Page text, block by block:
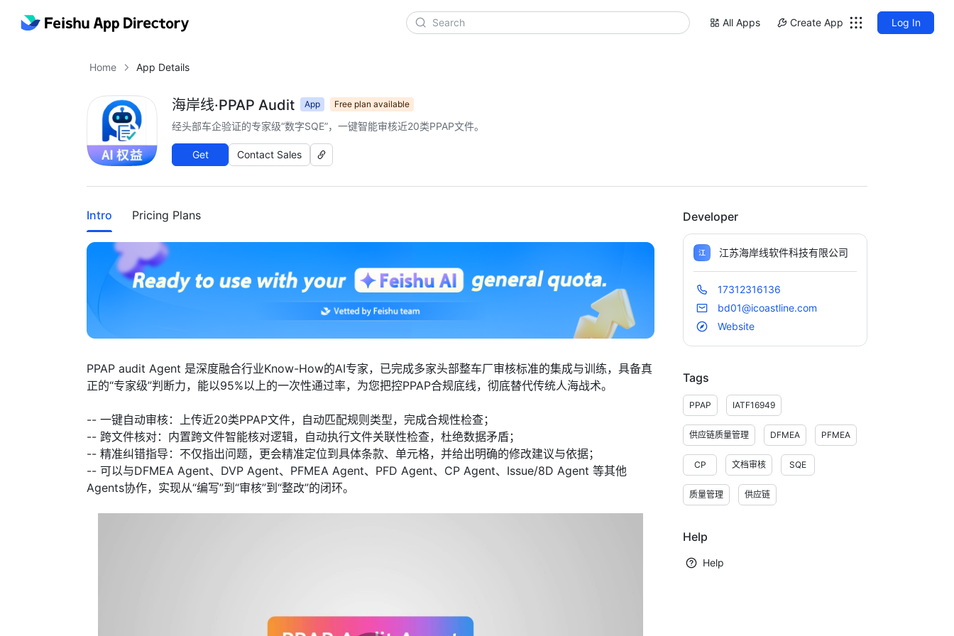
All Apps Create App Log In
Home App Details
海岸线·PPAP Audit App Free plan available
经头部车企验证的专家级“数字SQE”，一键智能审核近20类PPAP文件。
Get Contact Sales
Intro Pricing Plans
PPAP audit Agent 是深度融合行业Know-How的AI专家，已完成多家头部整车厂审核标准的集成与训练，具备真
正的“专家级”判断力，能以95%以上的一次性通过率，为您把控PPAP合规底线，彻底替代传统人海战术。
-- 一键自动审核：上传近20类PPAP文件，自动匹配规则类型，完成合规性检查；
-- 跨文件核对：内置跨文件智能核对逻辑，自动执行文件关联性检查，杜绝数据矛盾；
-- 精准纠错指导：不仅指出问题，更会精准定位到具体条款、单元格，并给出明确的修改建议与依据；
-- 可以与DFMEA Agent、DVP Agent、PFMEA Agent、PFD Agent、CP Agent、Issue/8D Agent 等其他
Developer
江苏海岸线软件科技有限公司
17312316136
bd01@icoastline.com
Website
Tags
PPAP IATF16949
供应链质量管理 DFMEA PFMEA
CP 文档审核 SQE
质量管理 供应链
Help
Help